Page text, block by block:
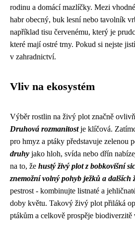
rodinu a domácí mazlíčky. Mezi
habr obecný, buk lesní nebo tavolník
například tisu červenému, který je
které mají ostré trny. Pokud si nejste
v zahradnictví.
Vliv na ekosystém
Výběr rostlin na živý plot značně
Druhová rozmanitostje klíčová.
pro hmyz a ptáky představuje zelenou
druhy jako hloh, svída nebo dřín
na to, že hustý živý plot z bobkovišní
znemožní volný pohyb ježků a dalších
pestrost - kombinujte listnaté a
doby květu. Takový živý plot přiláká
ptákům a celkově prospěje